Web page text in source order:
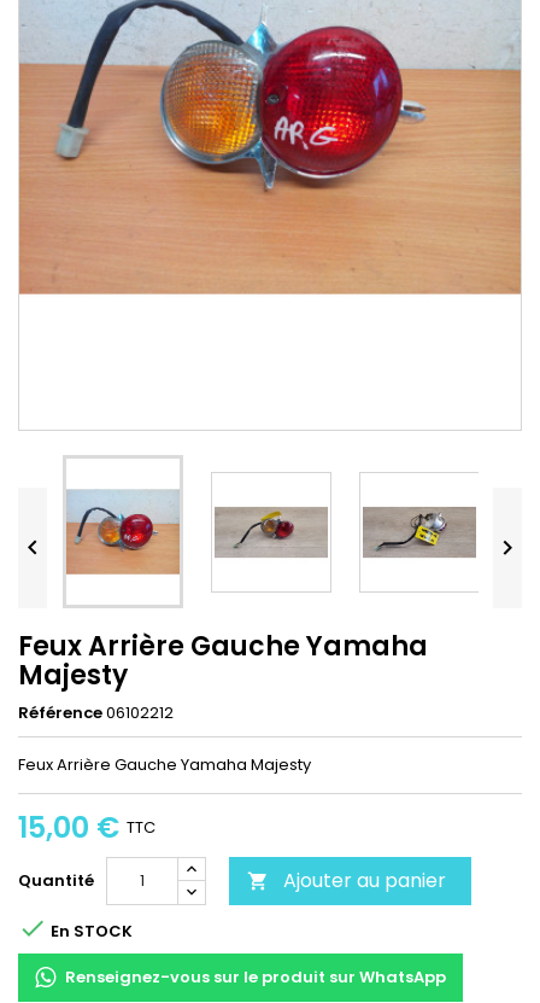
 
Feux Arrière Gauche Yamaha
Majesty
Référence06102212
Feux Arrière Gauche Yamaha Majesty
15,00 € TTC
Quantité  Ajouter au panier
 En STOCK
Renseignez-vous sur le produit sur WhatsApp